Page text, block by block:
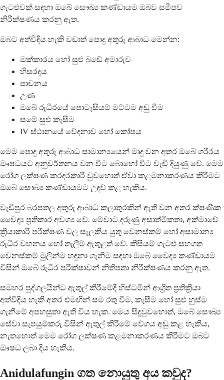
ගැටළුවක් සඳහා ඔබේ සෞඛ්‍ය කණ්ඩායම ඔබව සමීපව
නිරීක්ෂණය කරනු ඇත.
ඔබට අත්විඳිය හැකි වඩාත් පොදු අතුරු ආබාධ මෙන්න:
ඔක්කාරය හෝ සුළු බඩේ අමාරුව
හිසරදය
පාචනය
උණ
ඔබේ රුධිරයේ පොටෑසියම් මට්ටම අඩු වීම
සමේ සුළු කැසීම
IV ස්ථානයේ වේදනාව හෝ කෝපය
මෙම පොදු අතුරු ආබාධ සාමාන්‍යයෙන් මෘදු වන අතර ඔබේ ශරීරය
ඖෂධයට අනුවර්තනය වන විට බොහෝ විට වැඩි දියුණු වේ. මෙම
රෝග ලක්ෂණ කරදරකාරී වුවහොත් ඒවා කළමනාකරණය කිරීමට
ඔබේ සෞඛ්‍ය කණ්ඩායමට උදව් කළ හැකිය.
වැඩිපුර බරපතල අතුරු ආබාධ කලාතුරකින් ඇති වන අතර ක්ෂණික
වෛද්‍ය ප්‍රතිකාර අවශ්‍ය වේ. මේවාට දරුණු අසාත්මිකතා, අක්මාවේ
ක්‍රියාකාරී පරීක්ෂණ වල සැලකිය යුතු වෙනස්කම් හෝ අසාමාන්‍ය
රුධිර වහනය හෝ තැලීම් ඇතුළත් වේ. කිසියම් ගැටළු සහගත
වෙනස්කම් මුලින්ම හඳුනා ගැනීම සඳහා ඔබේ වෛද්‍ය කණ්ඩායම
විසින් ඔබේ රුධිර පරීක්ෂාවන් නිතිපතා නිරීක්ෂණය කරනු ඇත.
සමහර පුද්ගලයින්ට ඇතුල් කිරීමේදී හිස්ටමින් ආශ්‍රිත ප්‍රතික්‍රියා
අත්විඳිය හැකි අතර එමඟින් සම රතු වීම, කැසීම හෝ සුළු හුස්ම
ගැනීමේ අපහසුතා ඇති විය හැක. මෙය සිදුවුවහොත්, ඔබේ සෞඛ්‍ය
සේවා සැපයුම්කරු විසින් ඇතුල් කිරීමේ වේගය අඩු කළ හැකිය,
නැතහොත් මෙම රෝග ලක්ෂණ කළමනාකරණය කිරීමට ඔබට
ඖෂධ ලබා දිය හැකිය.
Anidulafungin ගත නොයුතු අය කවුද?